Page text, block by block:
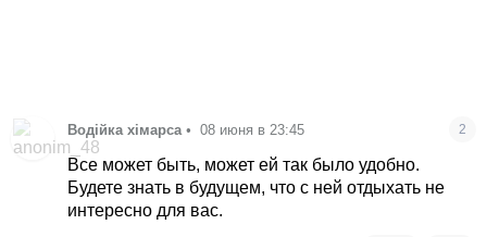
Водійка хімарса • 08 июня в 23:45 2
Все может быть, может ей так было удобно.
Будете знать в будущем, что с ней отдыхать не
интересно для вас.